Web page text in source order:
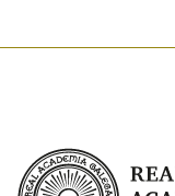
Real Academia Galega